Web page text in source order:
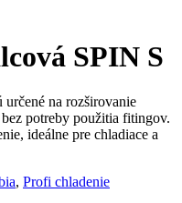
SPIN S
na rozširovanie
potreby použitia fitingov.
ideálne pre chladiace a
, Profi chladenie